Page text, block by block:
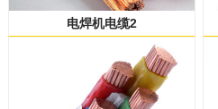
电焊机电缆2